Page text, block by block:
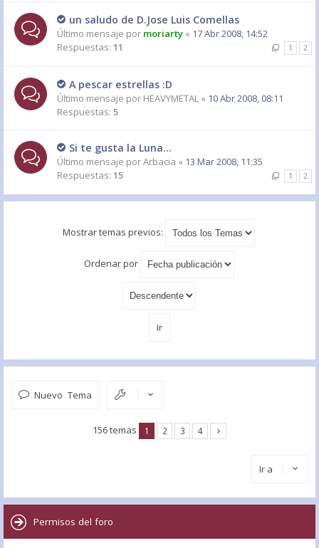
un saludo de D.Jose Luis Comellas
Último mensaje por moriarty « 17 Abr 2008, 14:52
Respuestas: 11 1 2
A pescar estrellas :D
Último mensaje por HEAVYMETAL « 10 Abr 2008, 08:11
Respuestas: 5
Si te gusta la Luna...
Último mensaje porArbacia « 13 Mar 2008, 11:35
Respuestas: 15 1 2
Mostrar temas previos:
Ordenar por
Nuevo Tema
156 temas 1 2 3 4
Ir a
Permisos del foro